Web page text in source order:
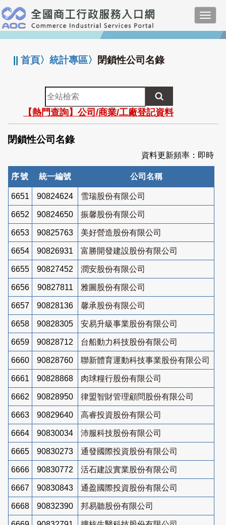
跳
到
主
要
:::
||首頁〉統計專區〉 閉鎖性公司名錄
全
站
檢
索
【熱門查詢】公司/商業/工廠登記資料
閉鎖性公司名錄
資料更新頻率：即時
序號 統一編號 公司名稱
6651 90824624 雪瑞股份有限公司
6652 90824650 振馨股份有限公司
6653 90825763 美好營造股份有限公司
6654 90826931 富勝開發建設股份有限公司
6655 90827452 潤安股份有限公司
6656 90827811 雅圖股份有限公司
6657 90828136 馨承股份有限公司
6658 90828305 安易升級事業股份有限公司
6659 90828712 台船動力科技股份有限公司
6660 90828760 聯新體育運動科技事業股份有限公司
6661 90828868 肉球糧行股份有限公司
6662 90828950 律盟智財管理顧問股份有限公司
6663 90829640 高睿投資股份有限公司
6664 90830034 沛服科技股份有限公司
6665 90830273 通發國際投資股份有限公司
6666 90830772 活石建設實業股份有限公司
6667 90830843 通盈國際投資股份有限公司
6668 90832390 邦易聽股份有限公司